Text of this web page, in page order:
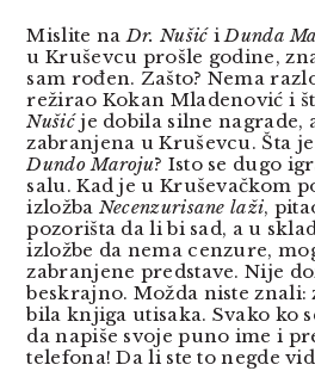
Mislite naDr. NušićiDunda
u Kruševcu prošle godine,
sam rođen. Zašto? Nema
režirao Kokan Mladenović i
Nušićje dobila silne nagrade,
zabranjena u Kruševcu. Šta
Dundo Maroju? Isto se dugo
salu. Kad je u Kruševačkom
izložba Necenzurisane laži,
pozorišta da li bi sad, a u
izložbe da nema cenzure,
zabranjene predstave. Nije
beskrajno. Možda niste znali:
bila knjiga utisaka. Svako ko
da napiše svoje puno ime i
telefona! Da li ste to negde